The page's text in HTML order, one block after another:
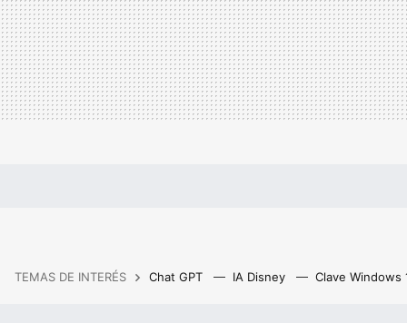
TEMAS DE INTERÉS Chat GPT IA Disney Clave Windows